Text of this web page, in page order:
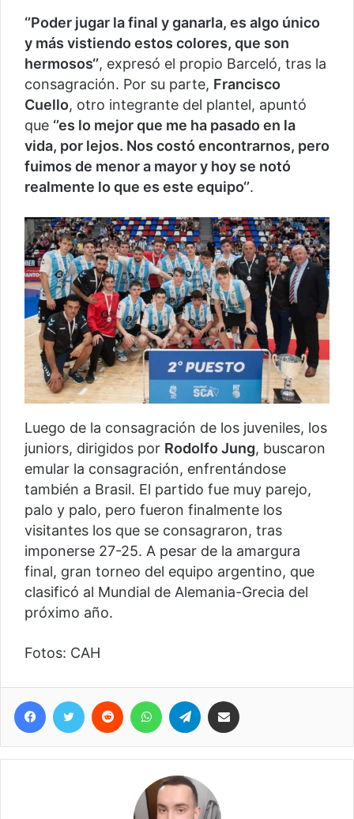
‘’Poder jugar la final y ganarla, es algo único
y más vistiendo estos colores, que son
hermosos‘’, expresó el propio Barceló, tras la
consagración. Por su parte, Francisco
Cuello, otro integrante del plantel, apuntó
que ‘’es lo mejor que me ha pasado en la
vida, por lejos. Nos costó encontrarnos, pero
fuimos de menor a mayor y hoy se notó
realmente lo que es este equipo‘’.
Luego de la consagración de los juveniles, los
juniors, dirigidos por Rodolfo Jung, buscaron
emular la consagración, enfrentándose
también a Brasil. El partido fue muy parejo,
palo y palo, pero fueron finalmente los
visitantes los que se consagraron, tras
imponerse 27-25. A pesar de la amargura
final, gran torneo del equipo argentino, que
clasificó al Mundial de Alemania-Grecia del
próximo año.
Fotos: CAH
Facebook
Twitter Reddit WhatsAppTelegram